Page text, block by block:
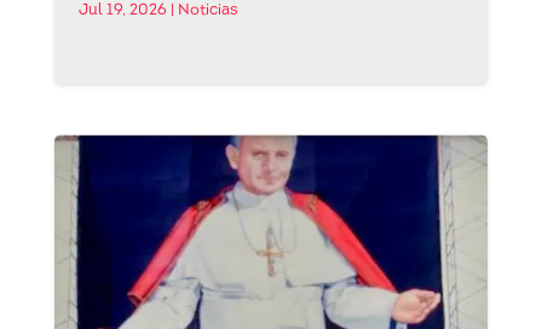
Jul 19, 2026 Noticias